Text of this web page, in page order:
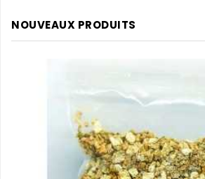
NOUVEAUX PRODUITS